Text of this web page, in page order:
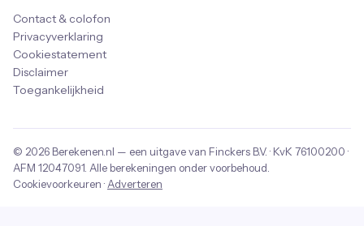
Contact & colofon
Privacyverklaring
Cookiestatement
Disclaimer
Toegankelijkheid
© 2026 Berekenen.nl — een uitgave van Finckers B.V. · KvK 76100200 ·
AFM 12047091 . Alle berekeningen onder voorbehoud.
Cookievoorkeuren · Adverteren